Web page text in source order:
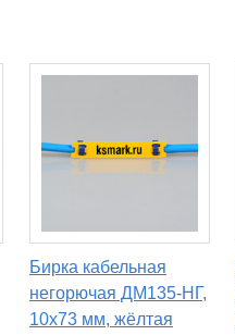
Бирка кабельная
негорючая ДМ135-НГ,
10х73 мм, жёлтая